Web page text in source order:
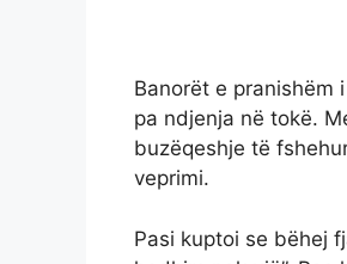
Banorët e pranishëm
pa ndjenja në tokë.
buzëqeshje të
veprimi.
Pasi kuptoi se bëhej